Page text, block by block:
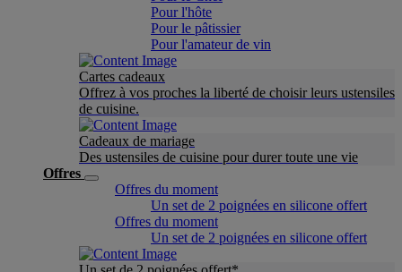
Pour l'hôte
Pour le pâtissier
Pour l'amateur de vin
Cartes cadeaux
Offrez à vos proches la liberté de choisir leurs ustensiles
de cuisine.
Cadeaux de mariage
Des ustensiles de cuisine pour durer toute une vie
Offres
Offres du moment
Un set de 2 poignées en silicone offert
Offres du moment
Un set de 2 poignées en silicone offert